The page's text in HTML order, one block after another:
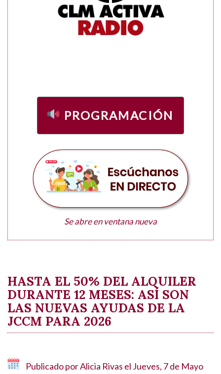
PROGRAMACIÓN
Se abre en ventana nueva
HASTA EL 50% DEL ALQUILER
DURANTE 12 MESES: ASÍ SON
LAS NUEVAS AYUDAS DE LA
JCCM PARA 2026
Publicado porAlicia Rivas el Jueves, 7 de Mayo